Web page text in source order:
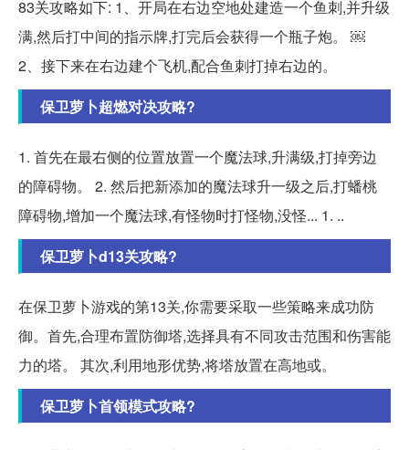
83关攻略如下: 1、开局在右边空地处建造一个鱼刺,并升级
满,然后打中间的指示牌,打完后会获得一个瓶子炮。 ￼
2、接下来在右边建个飞机,配合鱼刺打掉右边的。
保卫萝卜超燃对决攻略?
1. 首先在最右侧的位置放置一个魔法球,升满级,打掉旁边
的障碍物。 2. 然后把新添加的魔法球升一级之后,打蟠桃
障碍物,增加一个魔法球,有怪物时打怪物,没怪... 1. ..
保卫萝卜d13关攻略?
在保卫萝卜游戏的第13关,你需要采取一些策略来成功防
御。首先,合理布置防御塔,选择具有不同攻击范围和伤害能
力的塔。 其次,利用地形优势,将塔放置在高地或。
保卫萝卜首领模式攻略?